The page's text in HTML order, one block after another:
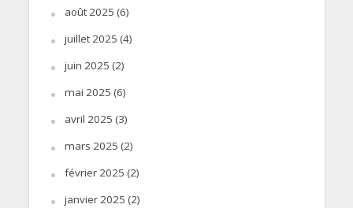
août 2025 (6)
juillet 2025 (4)
juin 2025 (2)
mai 2025 (6)
avril 2025 (3)
mars 2025 (2)
février 2025 (2)
janvier 2025 (2)